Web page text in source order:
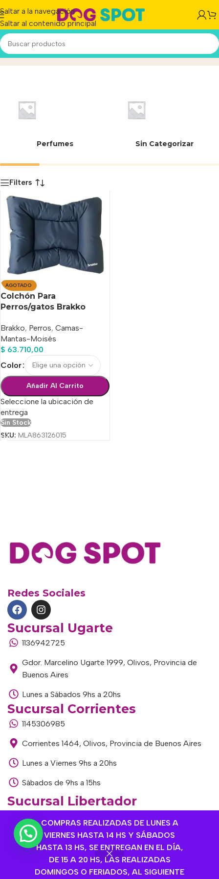
COMPRAS REALIZADAS DE LUNES A
VIERNES HASTA 14 HS Y SÁBADOS
HASTA 13 HS, SE ENTREGAN EN EL DÍA,
DE 15 A 20 HS, LAS REALIZADAS
DOMINGOS O FERIADOS, AL SIGUIENTE
Saltar a la navegación
Saltar al contenido principal
Extreme Deco 4Inicio/Producto
Perfumes Sin Categorizar
Filters
AGOTADO
Colchón Para
Perros/gatos Brakko
Cm)
Brakko, Perros, Camas-
Mantas-Moisés
$ 63.710,00
Color
Añadir Al Carrito
Seleccione la ubicación de
entrega
Sin Stock
SKU: MLA863126015
Redes Sociales
Sucursal Ugarte
1136942725
Gdor. Marcelino Ugarte 1999, Olivos, Provincia de
Buenos Aires
Lunes a Sábados 9hs a 20hs
Sucursal Corrientes
1145306985
Corrientes 1464, Olivos, Provincia de Buenos Aires
Lunes a Viernes 9hs a 20hs
Sábados de 9hs a 15hs
Sucursal Libertador
Av. del Libertador 1915, Vte. López, Provincia de
Buenos Aires
Lunes a Viernes de 9hs a 13hs / 16hs a 20hs